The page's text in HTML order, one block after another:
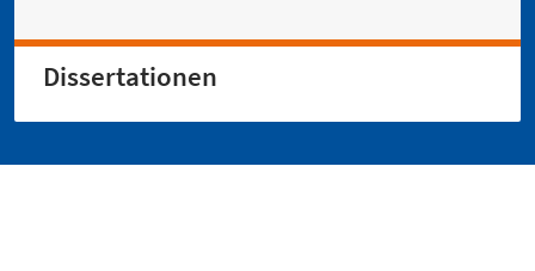
Dissertationen